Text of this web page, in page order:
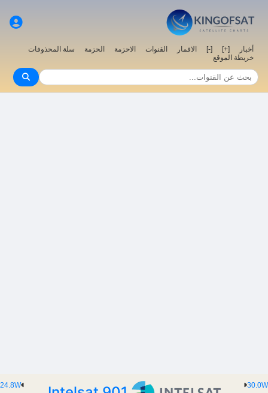
أخبار [+]
[-] الاقمار القنوات الاحزمة الحزمة
سلة المحذوفات
خريطة الموقع
30.0W
24.8W